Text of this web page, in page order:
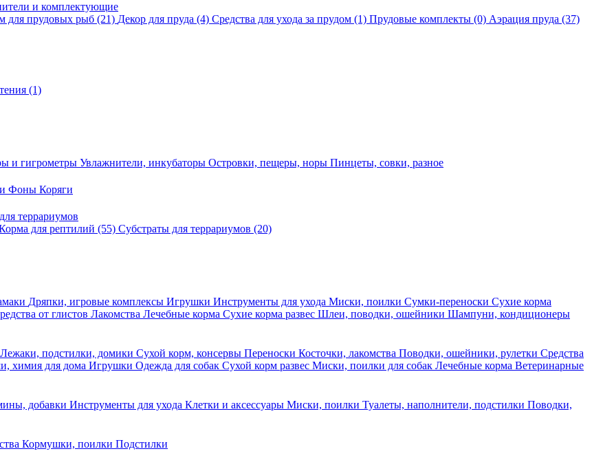
и комплектующие
для прудовых рыб (21) Декор для пруда (4) Средства для ухода за прудом (1) Прудовые комплекты (0) Аэрация пруда (37)
(1)
и гигрометры Увлажнители, инкубаторы Островки, пещеры, норы Пинцеты, совки, разное
Фоны Коряги
террариумов
для рептилий (55) Субстраты для террариумов (20)
Дряпки, игровые комплексы Игрушки Инструменты для ухода Миски, поилки Сумки-переноски Сухие корма
от глистов Лакомства Лечебные корма Сухие корма развес Шлеи, поводки, ошейники Шампуни, кондиционеры
Лежаки, подстилки, домики Сухой корм, консервы Переноски Косточки, лакомства Поводки, ошейники, рулетки Средства
химия для дома Игрушки Одежда для собак Сухой корм развес Миски, поилки для собак Лечебные корма Ветеринарные
добавки Инструменты для ухода Клетки и аксессуары Миски, поилки Туалеты, наполнители, подстилки Поводки,
Кормушки, поилки Подстилки